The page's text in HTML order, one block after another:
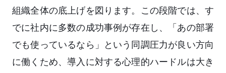
組織全体の底上げを図ります。この段階では、す
でに社内に多数の成功事例が存在し、「あの部署
でも使っているなら」という同調圧力が良い方向
に働くため、導入に対する心理的ハードルは大き